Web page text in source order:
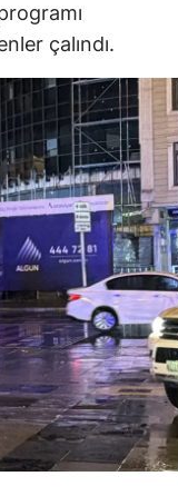
çalındı.